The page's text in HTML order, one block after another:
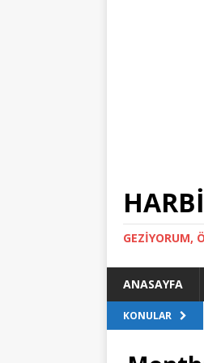
GEZİYORUM,
ANASAYFA
KONULAR